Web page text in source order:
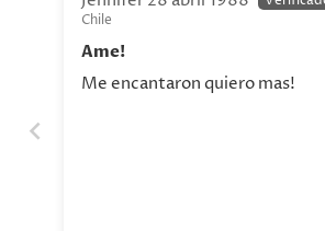
Chile
Ame!
Me encantaron quiero mas!